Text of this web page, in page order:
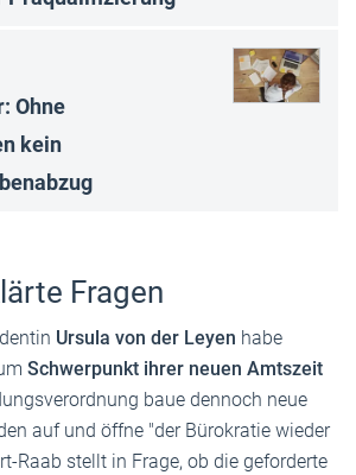
Ohne
kein
Fragen
Ursula von der Leyen habe
Schwerpunkt ihrer neuen Amtszeit
baue dennoch neue
auf und öffne "der Bürokratie wieder
Raab stellt in Frage, ob die geforderte